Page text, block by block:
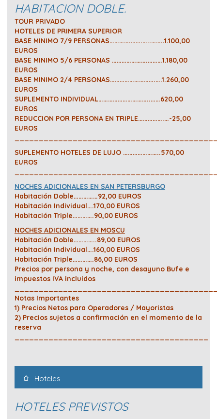
HABITACION DOBLE.
TOUR PRIVADO
HOTELES DE PRIMERA SUPERIOR
BASE MINIMO 7/9 PERSONAS………….…….…..……..1.100,00
EUROS
BASE MINIMO 5/6 PERSONAS ………………….………1.180,00
EUROS
BASE MINIMO 2/4 PERSONAS……………………….….1.260,00
EUROS
SUPLEMENTO INDIVIDUAL…………………………..……620,00
EUROS
REDUCCION POR PERSONA EN TRIPLE…………….…-25,00
EUROS
SUPLEMENTO HOTELES DE LUJO …………………..570,00
EUROS
NOCHES ADICIONALES EN SAN PETERSBURGO
Habitación Doble……………92,00 EUROS
Habitación Individual….170,00 EUROS
Habitación Triple………….90,00 EUROS
NOCHES ADICIONALES EN MOSCU
Habitación Doble…………..89,00 EUROS
Habitación Individual….160,00 EUROS
Habitación Triple………….86,00 EUROS
Precios por persona y noche, con desayuno Bufe e
impuestos IVA incluidos
Notas Importantes
1) Precios Netos para Operadores / Mayoristas
2) Precios sujetos a confirmación en el momento de la
reserva
Hoteles
HOTELES PREVISTOS